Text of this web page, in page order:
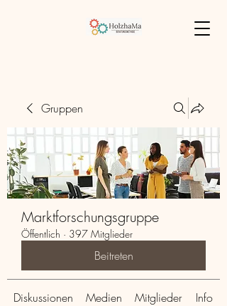
Gruppen
Marktforschungsgruppe
Öffentlich · 397 Mitglieder
Beitreten
Diskussionen Medien Mitglieder Info